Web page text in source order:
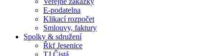
E-podatelna
Klikací rozpočet
Smlouvy, faktury
Spolky & sdružení
Řkf Jesenice
TJ Čistá